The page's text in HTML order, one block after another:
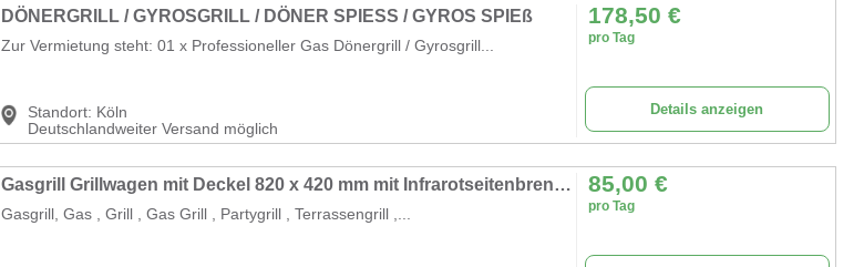
DÖNERGRILL / GYROSGRILL / DÖNER SPIESS / GYROS SPIEß
Zur Vermietung steht: 01 x Professioneller Gas Dönergrill / Gyrosgrill...
Standort: Köln
Deutschlandweiter Versand möglich
178,50 €
pro Tag
Details anzeigen
Gasgrill Grillwagen mit Deckel 820 x 420 mm mit Infrarotseitenbrenner + Warmhalterost
Gasgrill, Gas , Grill , Gas Grill , Partygrill , Terrassengrill ,...
85,00 €
pro Tag